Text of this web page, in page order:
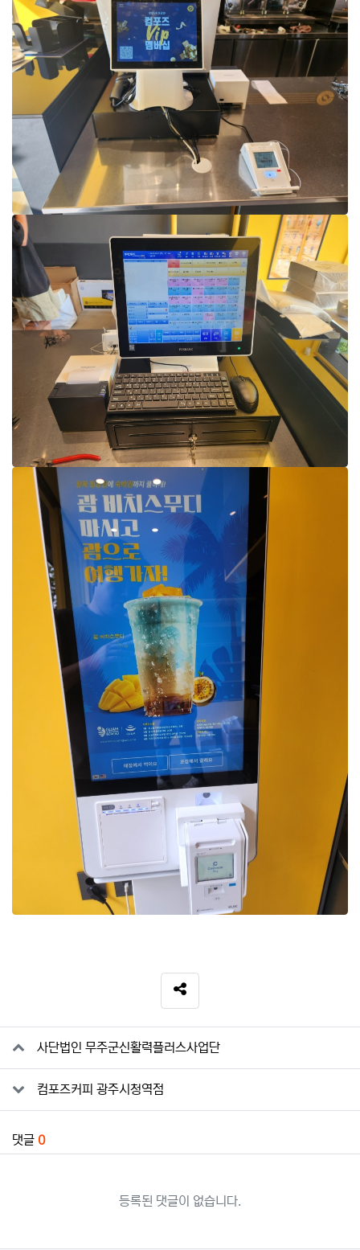
SNS 공유
관련자료사단법인 무주군신활력플러스사업단
컴포즈커피 광주시청역점
댓글 0
등록된 댓글이 없습니다.